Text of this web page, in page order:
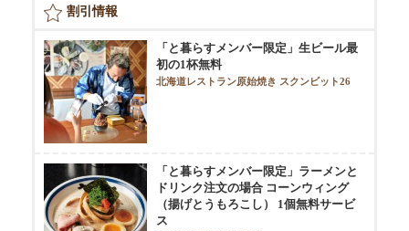
割引情報
「と暮らすメンバー限定」生ビール最
初の1杯無料
北海道レストラン原始焼き スクンビット26
「と暮らすメンバー限定」ラーメンと
ドリンク注文の場合 コーンウィング
（揚げとうもろこし） 1個無料サービ
ス